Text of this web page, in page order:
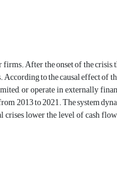
After the onset of the
to the causal effect of
or operate in externally
2013 to 2021. The system
lower the level of cash